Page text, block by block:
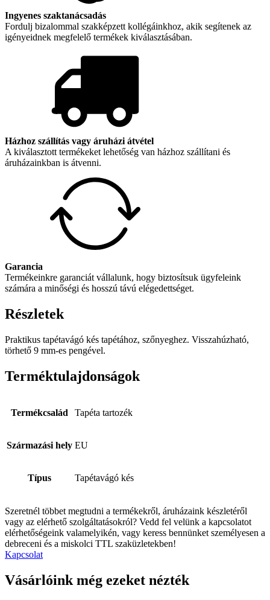
Ingyenes szaktanácsadás
Fordulj bizalommal szakképzett kollégáinkhoz, akik segítenek az
igényeidnek megfelelő termékek kiválasztásában.
Házhoz szállítás vagy áruházi átvétel
A kiválasztott termékeket lehetőség van házhoz szállítani és
áruházainkban is átvenni.
Garancia
Termékeinkre garanciát vállalunk, hogy biztosítsuk ügyfeleink
számára a minőségi és hosszú távú elégedettséget.
Részletek
Praktikus tapétavágó kés tapétához, szőnyeghez. Visszahúzható,
törhető 9 mm-es pengével.
Terméktulajdonságok
Termékcsalád Tapéta tartozék
Származási hely EU
Típus Tapétavágó kés
Szeretnél többet megtudni a termékekről, áruházaink készletéről
vagy az elérhető szolgáltatásokról? Vedd fel velünk a kapcsolatot
elérhetőségeink valamelyikén, vagy keress bennünket személyesen a
debreceni és a miskolci TTL szaküzletekben!
Kapcsolat
Vásárlóink még ezeket nézték